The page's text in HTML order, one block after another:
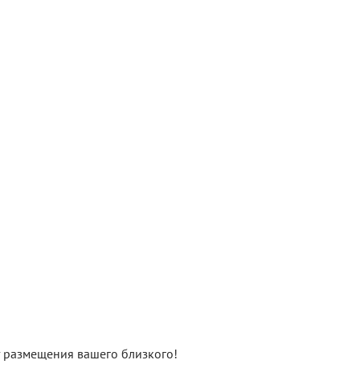
размещения вашего близкого!